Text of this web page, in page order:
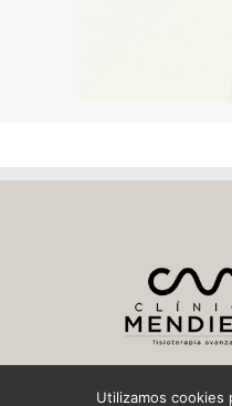
Utilizamos cookies